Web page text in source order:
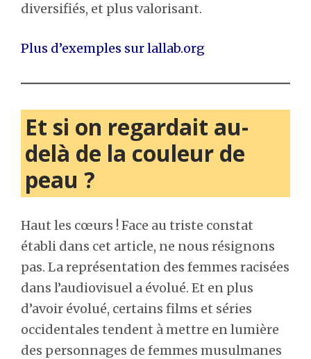
diversifiés, et plus valorisant.
Plus d’exemples sur lallab.org
Et si on regardait au-
delà de la couleur de
peau ?
Haut les cœurs ! Face au triste constat
établi dans cet article, ne nous résignons
pas. La représentation des femmes racisées
dans l’audiovisuel a évolué. Et en plus
d’avoir évolué, certains films et séries
occidentales tendent à mettre en lumière
des personnages de femmes musulmanes